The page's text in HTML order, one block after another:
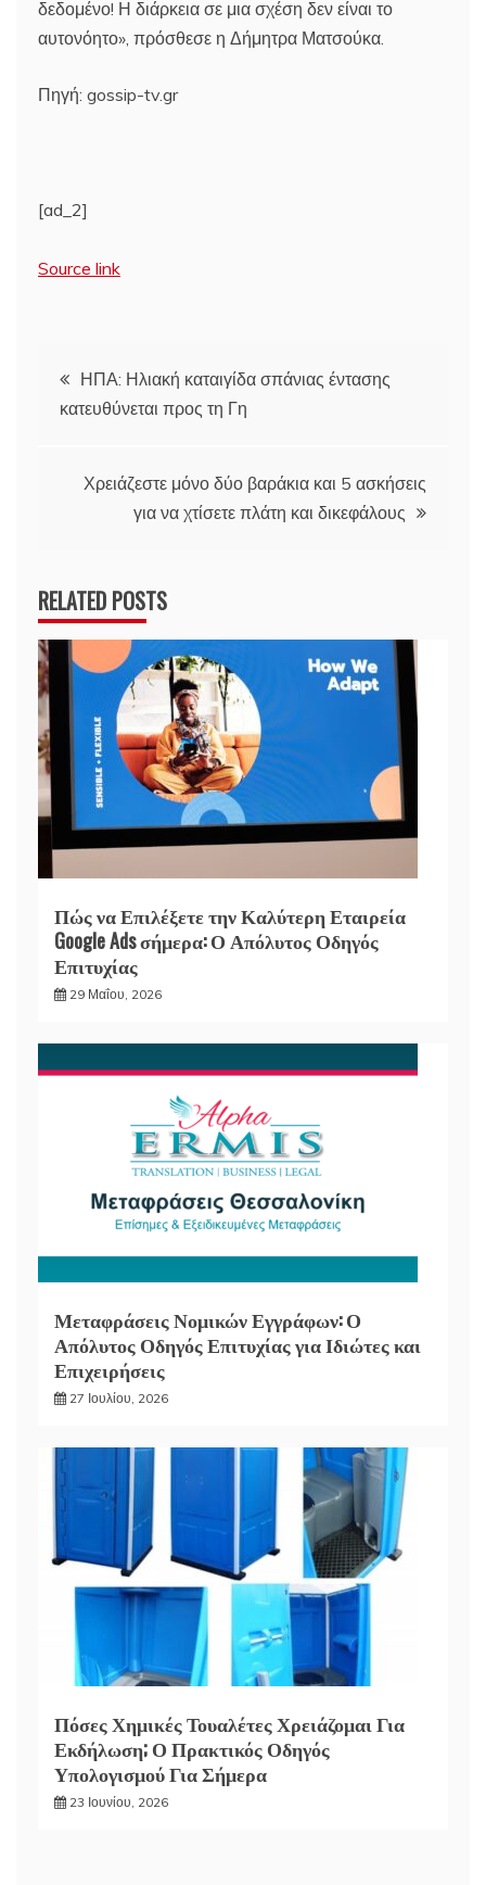
δεδομένο! Η διάρκεια σε μια σχέση δεν είναι το
αυτονόητο», πρόσθεσε η Δήμητρα Ματσούκα.
Πηγή: gossip-tv.gr
[ad_2]
Source link
Πλοήγηση
άρθρων
ΗΠΑ: Ηλιακή καταιγίδα σπάνιας έντασης
κατευθύνεται προς τη Γη
Χρειάζεστε μόνο δύο βαράκια και 5 ασκήσεις
για να χτίσετε πλάτη και δικεφάλους
RELATED POSTS
Πώς να Επιλέξετε την Καλύτερη Εταιρεία
Google Ads σήμερα: Ο Απόλυτος Οδηγός
Επιτυχίας
29 Μαΐου, 2026
Μεταφράσεις Νομικών Εγγράφων: Ο
Απόλυτος Οδηγός Επιτυχίας για Ιδιώτες και
Επιχειρήσεις
27 Ιουλίου, 2026
Πόσες Χημικές Τουαλέτες Χρειάζομαι Για
Εκδήλωση; Ο Πρακτικός Οδηγός
Υπολογισμού Για Σήμερα
23 Ιουνίου, 2026